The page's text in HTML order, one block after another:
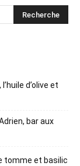
d’olive et
bar aux
tomme et basilic